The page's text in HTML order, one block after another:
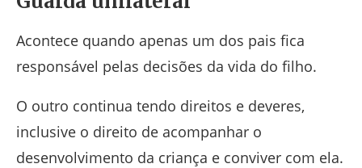
Acontece quando apenas um dos pais fica
responsável pelas decisões da vida do filho.
O outro continua tendo direitos e deveres,
inclusive o direito de acompanhar o
desenvolvimento da criança e conviver com ela.